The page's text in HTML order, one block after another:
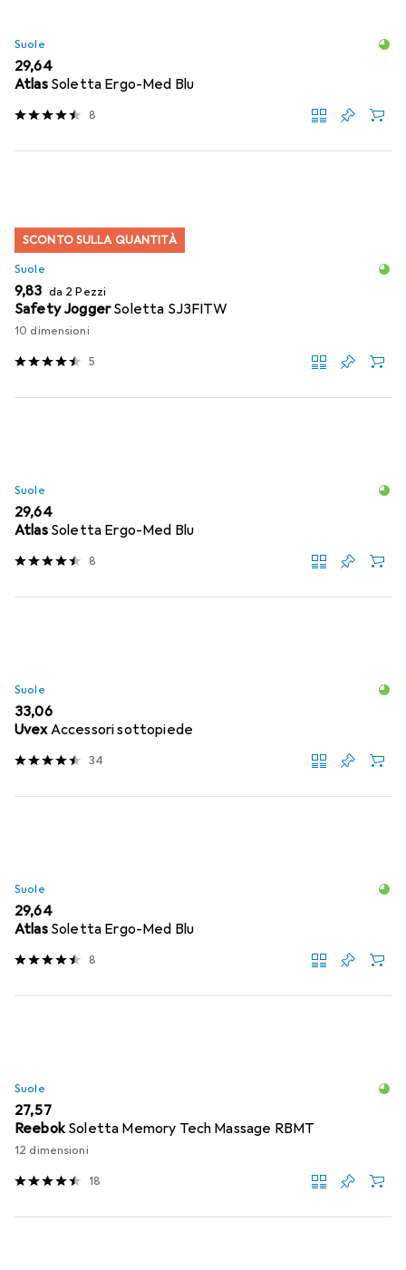
Suole
EUR
29,64
Atlas Soletta Ergo-Med Blu
8
SCONTO SULLA QUANTITÀ
Suole
EUR
9,83 da 2 Pezzi
Safety JoggerSoletta SJ3FITW
10 dimensioni
5
Suole
EUR
29,64
Atlas Soletta Ergo-Med Blu
8
Suole
EUR
33,06
UvexAccessori sottopiede
34
Suole
EUR
29,64
Atlas Soletta Ergo-Med Blu
8
Suole
EUR
27,57
Reebok Soletta Memory Tech Massage RBMT
12 dimensioni
18